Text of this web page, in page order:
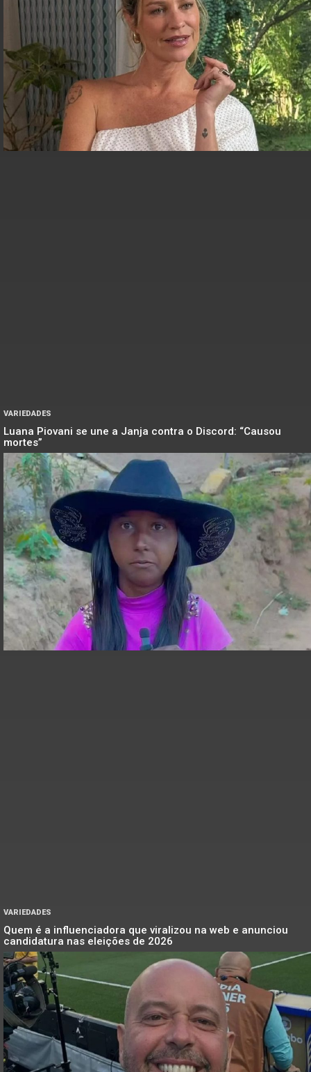
VARIEDADES
Luana Piovani se une a Janja contra o Discord: “Causou
mortes”
VARIEDADES
Quem é a influenciadora que viralizou na web e anunciou
candidatura nas eleições de 2026